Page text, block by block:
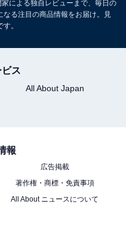
源 1000 New 1070Wh
見る
による独自レビューまで、毎日の
なる注目の商品情報をお届け。見
。
ス
All About Japan
報
広告掲載
著作権・商標・免責事項
All About ニュースについて